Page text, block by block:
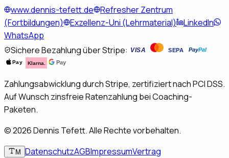
www.dennis-tefett.de
Refresher Zentrum
(Fortbildungen)
Exzellenz-Uni (Lehrmaterial)
LinkedIn
WhatsApp
Sichere Bezahlung über Stripe: VISA SEPA PayPal
Pay Klarna. Pay
Zahlungsabwicklung durch Stripe, zertifiziert nach PCI DSS.
Auf Wunsch zinsfreie Ratenzahlung bei Coaching-
Paketen.
©2026Dennis Tefett. Alle Rechte vorbehalten.
M DatenschutzAGBImpressumVertrag